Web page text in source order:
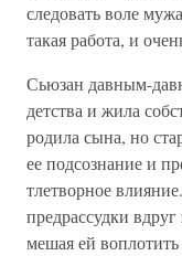
следовать воле
такая работа, и
Сьюзан давным-
детства и жила
родила сына, но
ее подсознание и
тлетворное
предрассудки
мешая ей